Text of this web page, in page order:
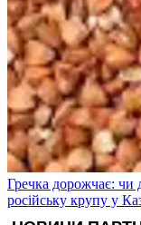
Гречка дорожчає: чи
російську крупу у